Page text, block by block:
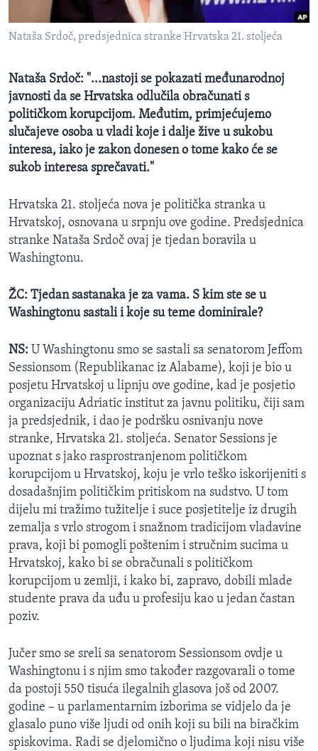
MAGAZIN
O GLASU AMERIKE
Learning English
PRATITE NAS
Nataša Srdoč, predsjednica stranke Hrvatska 21. stoljeća
Nataša Srdoč: "...nastoji se pokazati međunarodnoj
javnosti da se Hrvatska odlučila obračunati s
političkom korupcijom. Međutim, primjećujemo
slučajeve osoba u vladi koje i dalje žive u sukobu
interesa, iako je zakon donesen o tome kako će se
sukob interesa sprečavati."
Hrvatska 21. stoljeća nova je politička stranka u
Hrvatskoj, osnovana u srpnju ove godine. Predsjednica
stranke Nataša Srdoč ovaj je tjedan boravila u
Washingtonu.
ŽC: Tjedan sastanaka je za vama. S kim ste se u
Washingtonu sastali i koje su teme dominirale?
NS: U Washingtonu smo se sastali sa senatorom Jeffom
Sessionsom (Republikanac iz Alabame), koji je bio u
posjetu Hrvatskoj u lipnju ove godine, kad je posjetio
organizaciju Adriatic institut za javnu politiku, čiji sam
ja predsjednik, i dao je podršku osnivanju nove
stranke, Hrvatska 21. stoljeća. Senator Sessions je
upoznat s jako rasprostranjenom političkom
korupcijom u Hrvatskoj, koju je vrlo teško iskorijeniti s
dosadašnjim političkim pritiskom na sudstvo. U tom
dijelu mi tražimo tužitelje i suce posjetitelje iz drugih
zemalja s vrlo strogom i snažnom tradicijom vladavine
prava, koji bi pomogli poštenim i stručnim sucima u
Hrvatskoj, kako bi se obračunali s političkom
korupcijom u zemlji, i kako bi, zapravo, dobili mlade
studente prava da uđu u profesiju kao u jedan častan
poziv.
Jučer smo se sreli sa senatorom Sessionsom ovdje u
Washingtonu i s njim smo također razgovarali o tome
da postoji 550 tisuća ilegalnih glasova još od 2007.
godine – u parlamentarnim izborima se vidjelo da je
glasalo puno više ljudi od onih koji su bili na biračkim
spiskovima. Radi se djelomično o ljudima koji nisu više